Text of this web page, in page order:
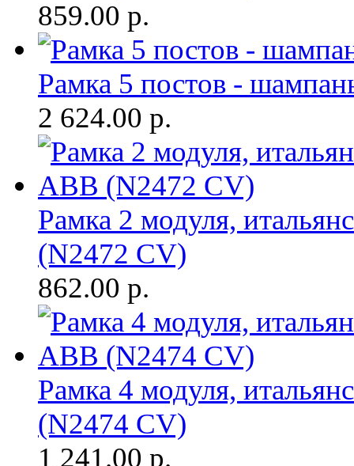
859.00 р.
Рамка 5 постов -
2 624.00 р.
Рамка 2 модуля,
(N2472 CV)
862.00 р.
Рамка 4 модуля,
(N2474 CV)
1 241.00 р.